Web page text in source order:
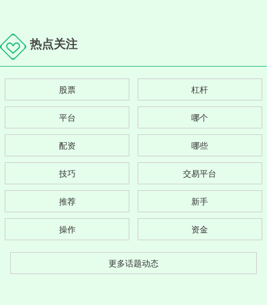
热点关注
股票 杠杆
平台 哪个
配资 哪些
技巧 交易平台
推荐 新手
操作 资金
更多话题动态